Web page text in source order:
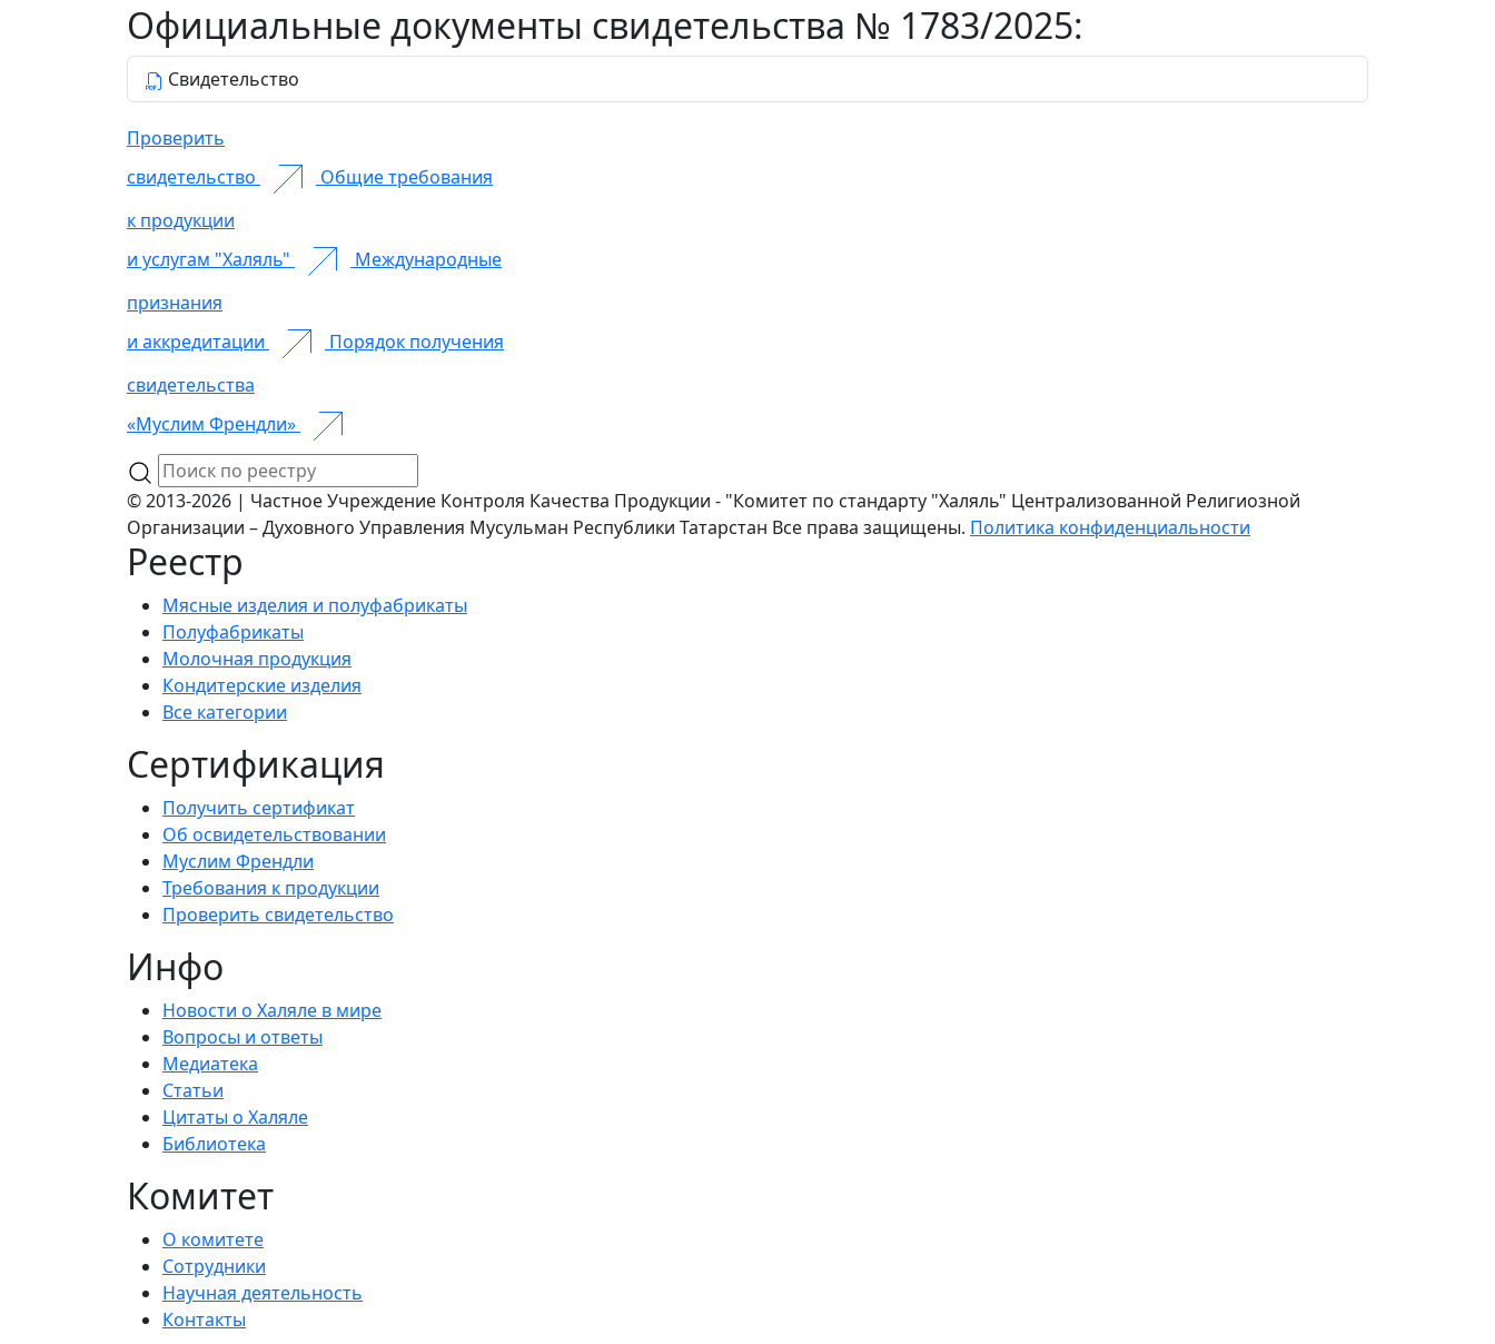
Официальные документы свидетельства № 1783/2025:
Свидетельство
Проверить
свидетельство
Общие требования
к продукции
и услугам "Халяль"
Международные
признания
и аккредитации
Порядок получения
свидетельства
«Муслим Френдли»
© 2013-2026 | Частное Учреждение Контроля Качества Продукции - "Комитет по стандарту "Халяль" Централизованной Религиозной
Организации – Духовного Управления Мусульман Республики Татарстан Все права защищены. Политика конфиденциальности
Реестр
Мясные изделия и полуфабрикаты
Полуфабрикаты
Молочная продукция
Кондитерские изделия
Все категории
Сертификация
Получить сертификат
Об освидетельствовании
Муслим Френдли
Требования к продукции
Проверить свидетельство
Инфо
Новости о Халяле в мире
Вопросы и ответы
Медиатека
Статьи
Цитаты о Халяле
Библиотека
Комитет
О комитете
Сотрудники
Научная деятельность
Контакты